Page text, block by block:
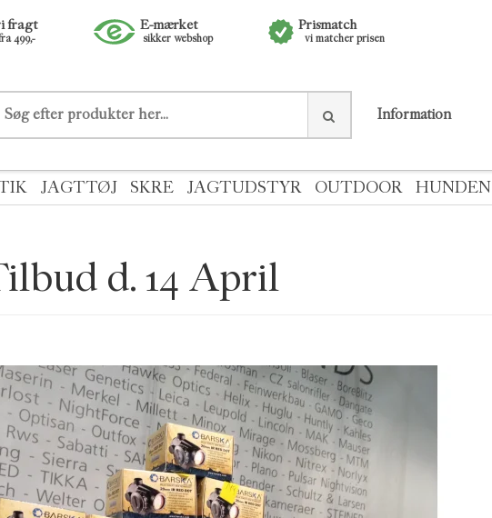
fragt
499,-
E-mærket
sikker webshop
Prismatch
vi matcher prisen
Information
JAGTTØJ SKRE JAGTUDSTYR OUTDOOR HUNDEN
d. 14 April